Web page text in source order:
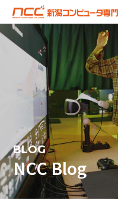
BLOG
NCC Blog